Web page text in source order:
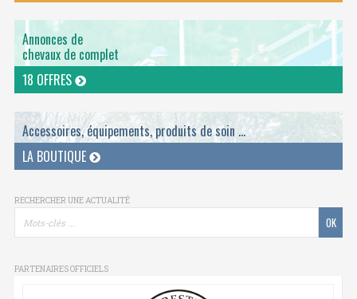
Annonces de
chevaux de complet
18 OFFRES
Accessoires, équipements, produits de soin ...
LA BOUTIQUE
RECHERCHER UNE ACTUALITÉ
PARTENAIRES OFFICIELS